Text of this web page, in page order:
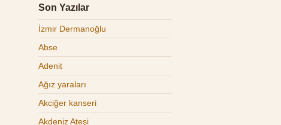
Son Yazılar
İzmir Dermanoğlu
Abse
Adenit
Ağız yaraları
Akciğer kanseri
Akdeniz Ateşi